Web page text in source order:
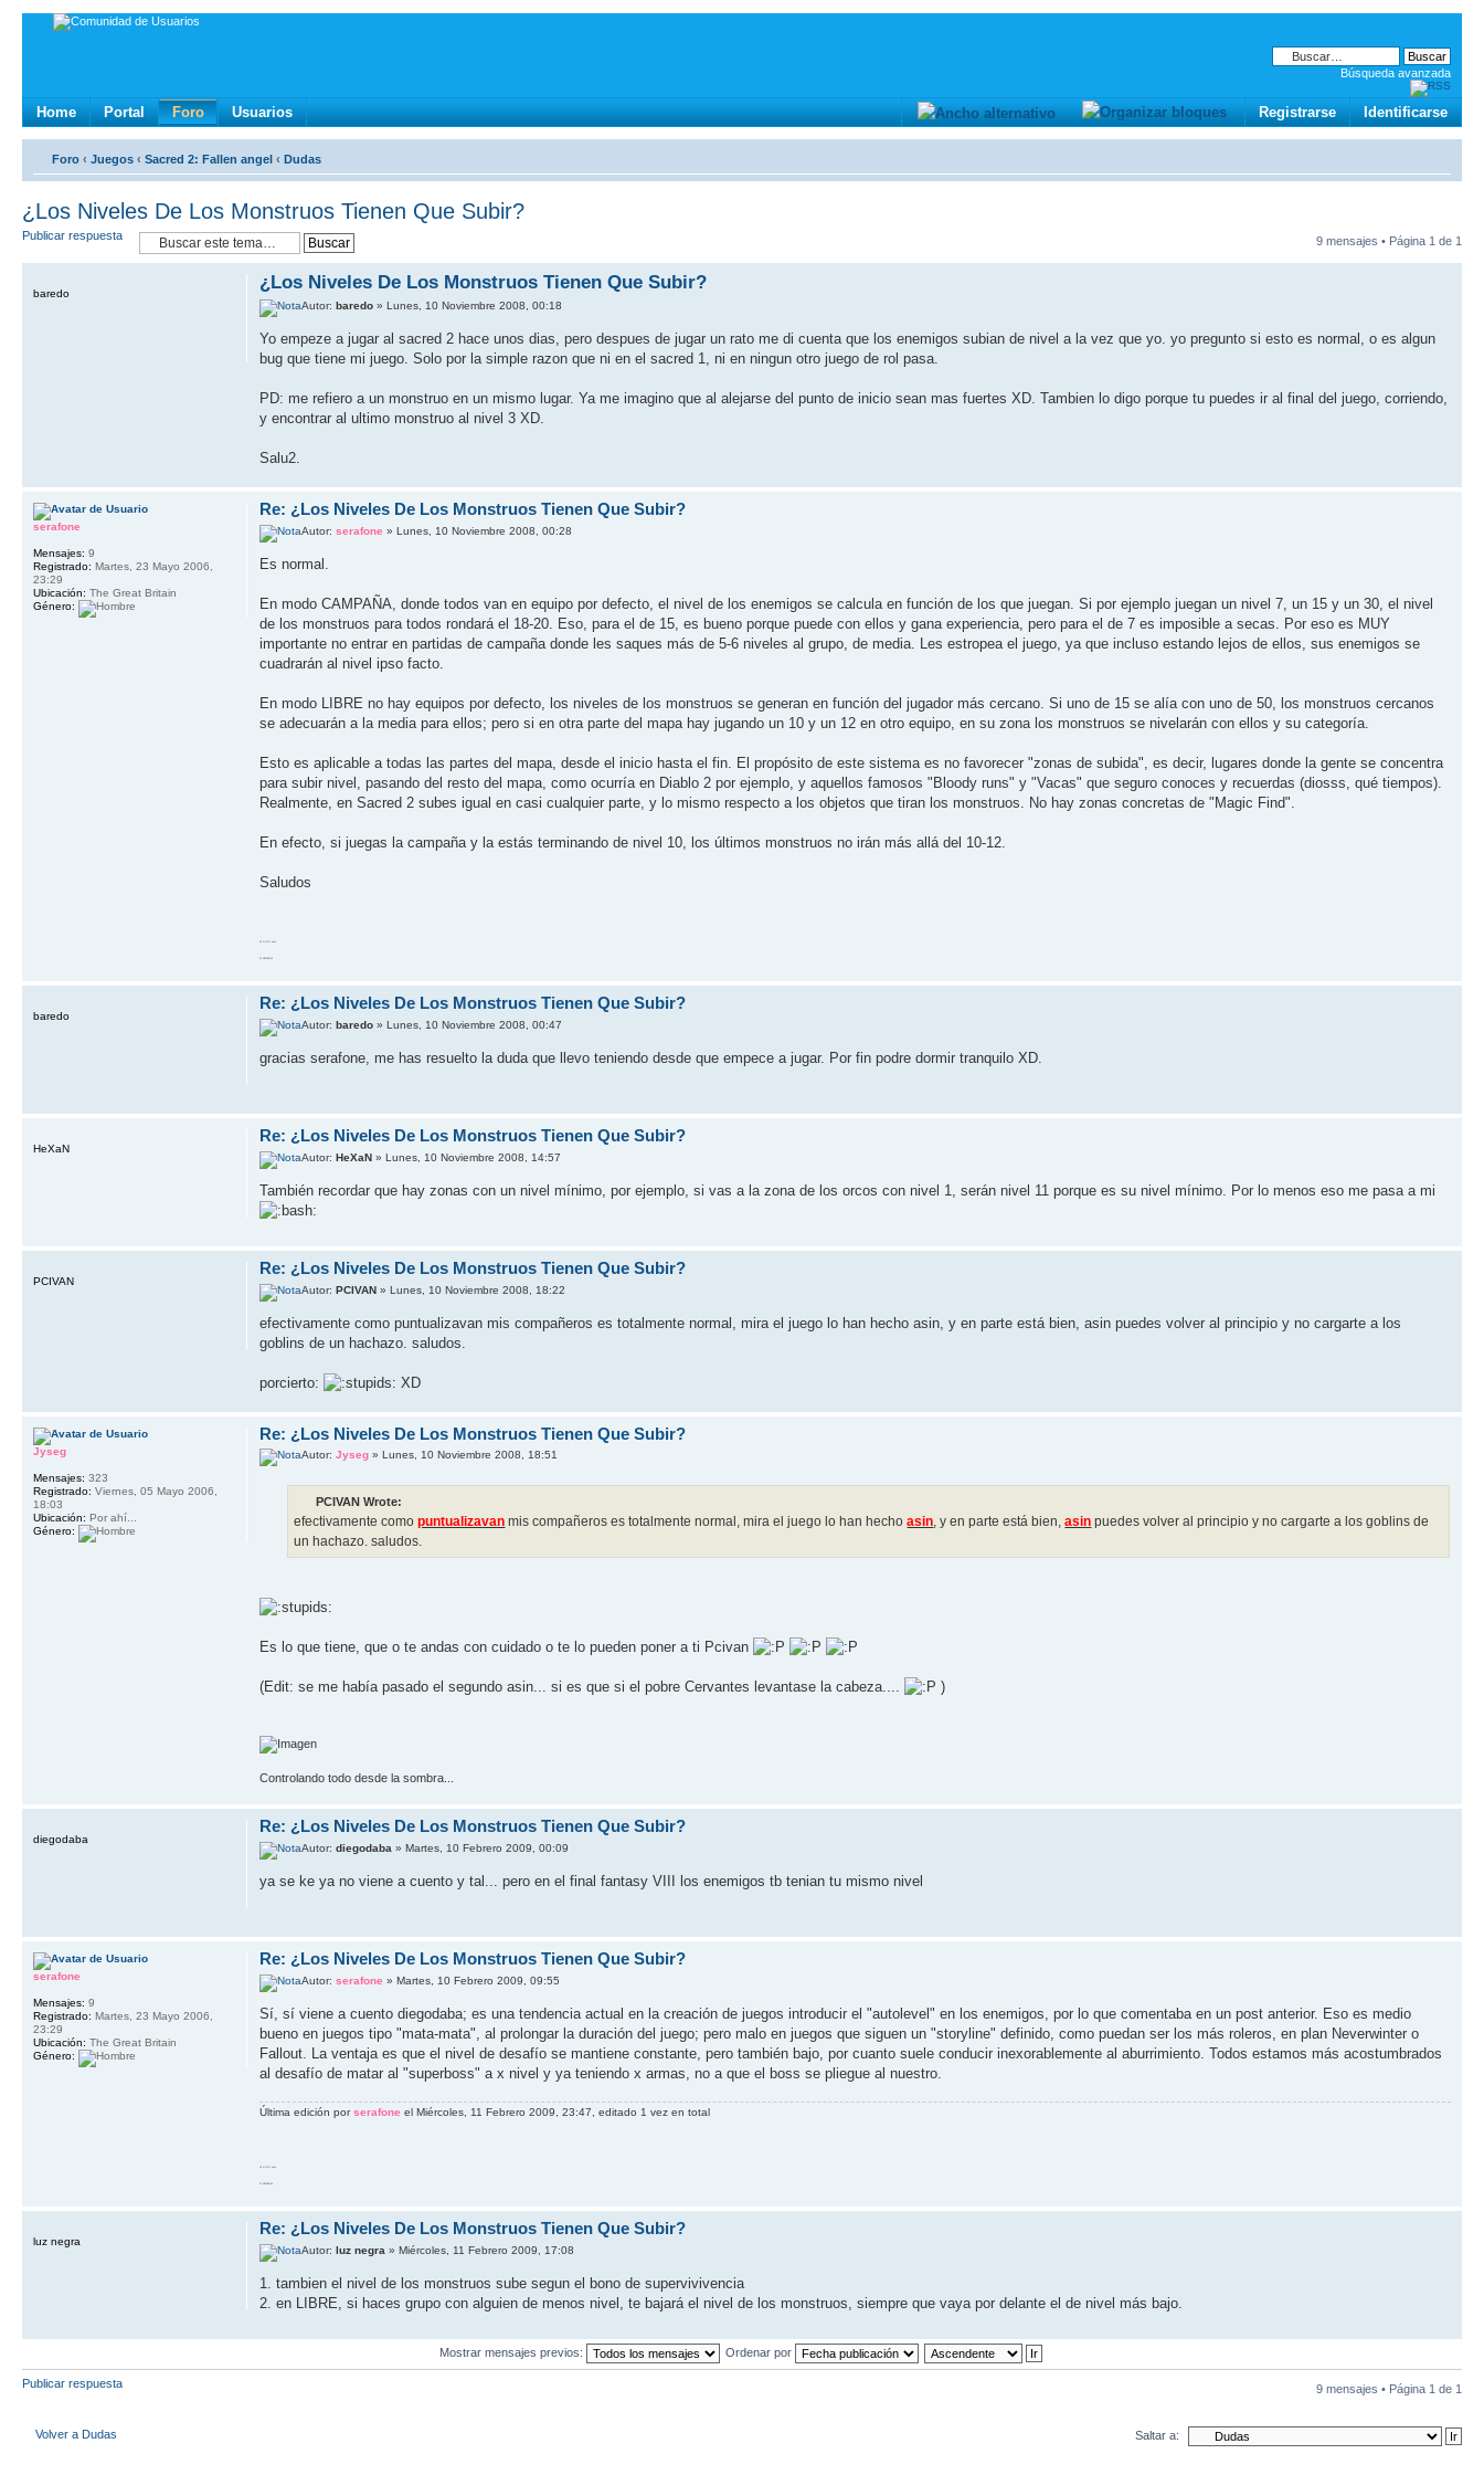
Búsqueda avanzada
Home Portal Foro Usuarios Identificarse
Registrarse
Foro ‹ Juegos ‹ Sacred 2: Fallen angel ‹ Dudas
¿Los Niveles De Los Monstruos Tienen Que Subir?
Publicar respuesta 9 mensajes • Página 1 de 1
¿Los Niveles De Los Monstruos Tienen Que Subir?
Autor:baredo » Lunes, 10 Noviembre 2008, 00:18
Yo empeze a jugar al sacred 2 hace unos dias, pero despues de jugar un rato me di cuenta que los enemigos subian de nivel a la vez que yo. yo pregunto si esto es normal, o es algun
bug que tiene mi juego. Solo por la simple razon que ni en el sacred 1, ni en ningun otro juego de rol pasa.
PD: me refiero a un monstruo en un mismo lugar. Ya me imagino que al alejarse del punto de inicio sean mas fuertes XD. Tambien lo digo porque tu puedes ir al final del juego, corriendo,
y encontrar al ultimo monstruo al nivel 3 XD.
Salu2.
baredo
Re: ¿Los Niveles De Los Monstruos Tienen Que Subir?
Autor:serafone » Lunes, 10 Noviembre 2008, 00:28
Es normal.
En modo CAMPAÑA, donde todos van en equipo por defecto, el nivel de los enemigos se calcula en función de los que juegan. Si por ejemplo juegan un nivel 7, un 15 y un 30, el nivel
de los monstruos para todos rondará el 18-20. Eso, para el de 15, es bueno porque puede con ellos y gana experiencia, pero para el de 7 es imposible a secas. Por eso es MUY
importante no entrar en partidas de campaña donde les saques más de 5-6 niveles al grupo, de media. Les estropea el juego, ya que incluso estando lejos de ellos, sus enemigos se
cuadrarán al nivel ipso facto.
En modo LIBRE no hay equipos por defecto, los niveles de los monstruos se generan en función del jugador más cercano. Si uno de 15 se alía con uno de 50, los monstruos cercanos
se adecuarán a la media para ellos; pero si en otra parte del mapa hay jugando un 10 y un 12 en otro equipo, en su zona los monstruos se nivelarán con ellos y su categoría.
Esto es aplicable a todas las partes del mapa, desde el inicio hasta el fin. El propósito de este sistema es no favorecer "zonas de subida", es decir, lugares donde la gente se concentra
para subir nivel, pasando del resto del mapa, como ocurría en Diablo 2 por ejemplo, y aquellos famosos "Bloody runs" y "Vacas" que seguro conoces y recuerdas (diosss, qué tiempos).
Realmente, en Sacred 2 subes igual en casi cualquier parte, y lo mismo respecto a los objetos que tiran los monstruos. No hay zonas concretas de "Magic Find".
En efecto, si juegas la campaña y la estás terminando de nivel 10, los últimos monstruos no irán más allá del 10-12.
Saludos
serafone
Mensajes: 9
Registrado: Martes, 23 Mayo 2006,
23:29
Ubicación: The Great Britain
Género:
Re: ¿Los Niveles De Los Monstruos Tienen Que Subir?
Autor:baredo » Lunes, 10 Noviembre 2008, 00:47
gracias serafone, me has resuelto la duda que llevo teniendo desde que empece a jugar. Por fin podre dormir tranquilo XD.
baredo
Re: ¿Los Niveles De Los Monstruos Tienen Que Subir?
Autor:HeXaN » Lunes, 10 Noviembre 2008, 14:57
También recordar que hay zonas con un nivel mínimo, por ejemplo, si vas a la zona de los orcos con nivel 1, serán nivel 11 porque es su nivel mínimo. Por lo menos eso me pasa a mi
HeXaN
Re: ¿Los Niveles De Los Monstruos Tienen Que Subir?
Autor:PCIVAN » Lunes, 10 Noviembre 2008, 18:22
efectivamente como puntualizavan mis compañeros es totalmente normal, mira el juego lo han hecho asin, y en parte está bien, asin puedes volver al principio y no cargarte a los
goblins de un hachazo. saludos.
porcierto: XD
PCIVAN
Re: ¿Los Niveles De Los Monstruos Tienen Que Subir?
Autor:Jyseg » Lunes, 10 Noviembre 2008, 18:51
PCIVAN Wrote:
efectivamente comopuntualizavan mis compañeros es totalmente normal, mira el juego lo han hechoasin, y en parte está bien,asin puedes volver al principio y no cargarte a los goblins de
un hachazo. saludos.
Es lo que tiene, que o te andas con cuidado o te lo pueden poner a ti Pcivan
(Edit: se me había pasado el segundo asin... si es que si el pobre Cervantes levantase la cabeza.... )
Controlando todo desde la sombra...
Jyseg
Mensajes: 323
Registrado: Viernes, 05 Mayo 2006,
18:03
Ubicación: Por ahí...
Género:
Re: ¿Los Niveles De Los Monstruos Tienen Que Subir?
Autor:diegodaba » Martes, 10 Febrero 2009, 00:09
ya se ke ya no viene a cuento y tal... pero en el final fantasy VIII los enemigos tb tenian tu mismo nivel
diegodaba
Re: ¿Los Niveles De Los Monstruos Tienen Que Subir?
Autor:serafone » Martes, 10 Febrero 2009, 09:55
Sí, sí viene a cuento diegodaba; es una tendencia actual en la creación de juegos introducir el "autolevel" en los enemigos, por lo que comentaba en un post anterior. Eso es medio
bueno en juegos tipo "mata-mata", al prolongar la duración del juego; pero malo en juegos que siguen un "storyline" definido, como puedan ser los más roleros, en plan Neverwinter o
Fallout. La ventaja es que el nivel de desafío se mantiene constante, pero también bajo, por cuanto suele conducir inexorablemente al aburrimiento. Todos estamos más acostumbrados
al desafío de matar al "superboss" a x nivel y ya teniendo x armas, no a que el boss se pliegue al nuestro.
Última edición porserafone el Miércoles, 11 Febrero 2009, 23:47, editado 1 vez en total
serafone
Mensajes: 9
Registrado: Martes, 23 Mayo 2006,
23:29
Ubicación: The Great Britain
Género:
Re: ¿Los Niveles De Los Monstruos Tienen Que Subir?
Autor:luz negra » Miércoles, 11 Febrero 2009, 17:08
1. tambien el nivel de los monstruos sube segun el bono de supervivivencia
2. en LIBRE, si haces grupo con alguien de menos nivel, te bajará el nivel de los monstruos, siempre que vaya por delante el de nivel más bajo.
luz negra
Mostrar mensajes previos: Ordenar por
Publicar respuesta 9 mensajes • Página 1 de 1
Volver a Dudas Saltar a: